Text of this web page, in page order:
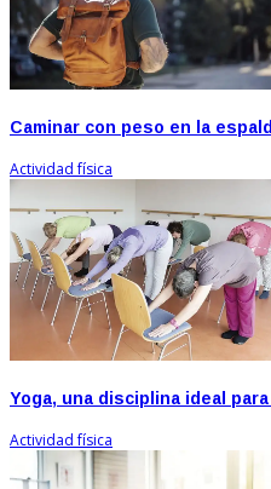
Caminar con peso en la
Actividad física
Yoga, una disciplina ideal
Actividad física